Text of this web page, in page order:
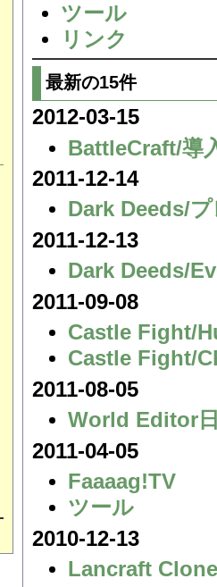
ツール
リンク
最新の15件
2012-03-15
BattleCraft/導
2011-12-14
Dark Deeds/
2011-12-13
Dark Deeds/
2011-09-08
Castle Fight/
Castle Fight/
2011-08-05
World Editor
2011-04-05
Faaaag!TV
ツール
2010-12-13
Lancraft